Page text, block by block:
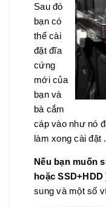
Sau đó
bạn có
thể cài
đặt đĩa
cứng
mới của
bạn và
bà cắm
cáp vào như nó
làm xong cài đặt .
Nếu bạn muốn
hoặc SSD+HDD
sung và một số